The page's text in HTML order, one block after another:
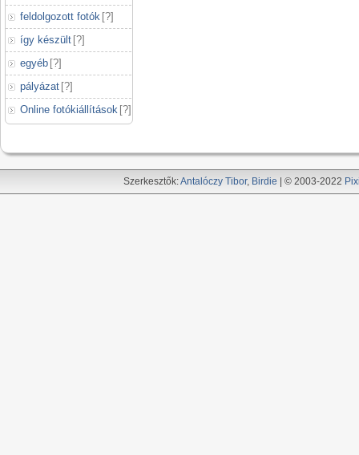
feldolgozott fotók [?]
így készült [?]
egyéb [?]
pályázat [?]
Online fotókiállítások [?]
Szerkesztők:Antalóczy Tibor, Birdie | © 2003-2022